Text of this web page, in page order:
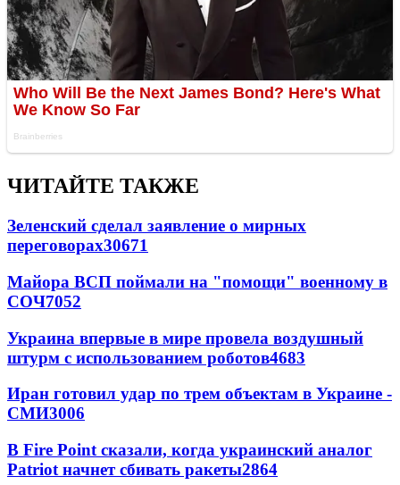
ЧИТАЙТЕ ТАКЖЕ
Зеленский сделал заявление о мирных
переговорах30671
Майора ВСП поймали на "помощи" военному в
СОЧ7052
Украина впервые в мире провела воздушный
штурм с использованием роботов4683
Иран готовил удар по трем объектам в Украине -
СМИ3006
В Fire Point сказали, когда украинский аналог
Patriot начнет сбивать ракеты2864